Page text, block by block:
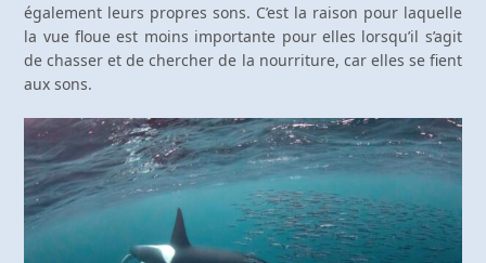
également leurs propres sons. C’est la raison pour laquelle
la vue floue est moins importante pour elles lorsqu’il s’agit
de chasser et de chercher de la nourriture, car elles se fient
aux sons.